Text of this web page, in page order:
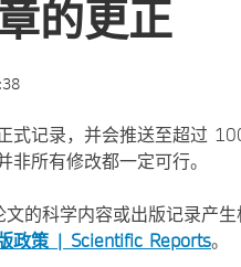
的更正
式记录，并会推送至超过
所有修改都一定可行。
的科学内容或出版记录产
政策 | Scientific Reports。